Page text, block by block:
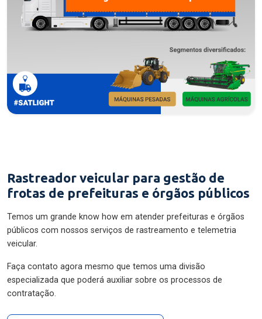
Rastreador veicular para gestão de
frotas de prefeituras e órgãos públicos
Temos um grande know how em atender prefeituras e órgãos
públicos com nossos serviços de rastreamento e telemetria
veicular.
Faça contato agora mesmo que temos uma divisão
especializada que poderá auxiliar sobre os processos de
contratação.